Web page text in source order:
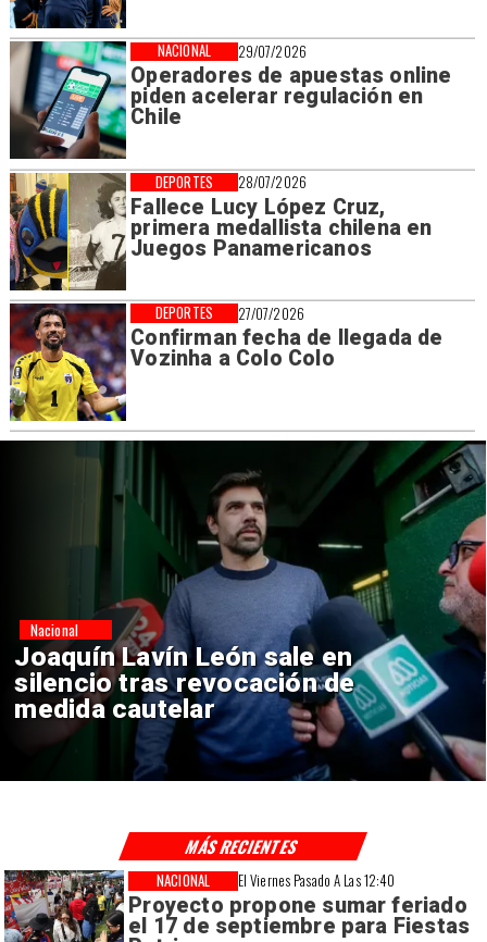
29/07/2026
Operadores de apuestas online
piden acelerar regulación en
Chile
NACIONAL
28/07/2026
Fallece Lucy López Cruz,
primera medallista chilena en
Juegos Panamericanos
DEPORTES
27/07/2026
Confirman fecha de llegada de
Vozinha a Colo Colo
DEPORTES
Chile y Venezuela formalizan
reinicio de relaciones
consulares
Nacional
El Viernes Pasado A Las 12:40
Proyecto propone sumar feriado
el 17 de septiembre para Fiestas
NACIONAL
MÁS RECIENTES